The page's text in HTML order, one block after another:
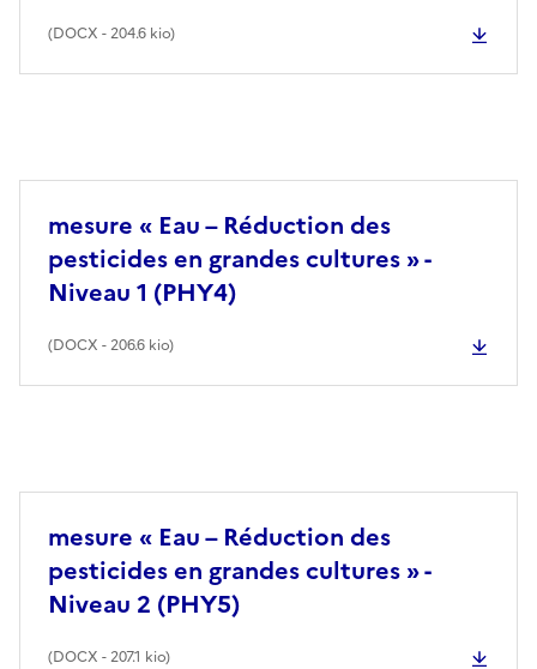
(DOCX - 204.6 kio)
mesure « Eau – Réduction des
pesticides en grandes cultures » -
Niveau 1 (PHY4)
(DOCX - 206.6 kio)
mesure « Eau – Réduction des
pesticides en grandes cultures » -
Niveau 2 (PHY5)
(DOCX - 207.1 kio)